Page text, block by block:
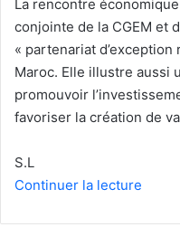
La rencontre
conjointe de la CGEM et
« partenariat
Maroc. Elle illustre aussi
promouvoir
favoriser la création de
S.L
Continuer la lecture